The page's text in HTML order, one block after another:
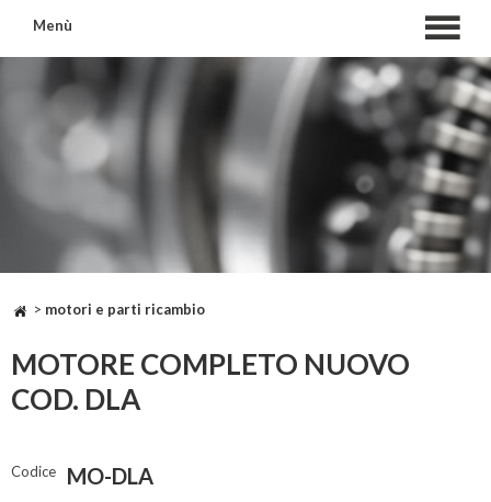
Menù
> motori e parti ricambio
MOTORE COMPLETO NUOVO
COD. DLA
Codice MO-DLA